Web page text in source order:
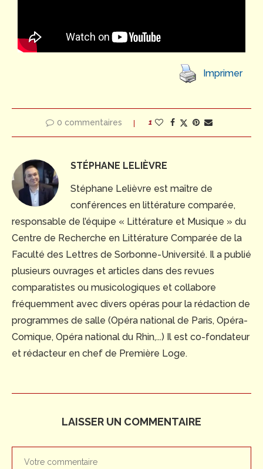
Imprimer
0 commentaires 1
STÉPHANE LELIÈVRE
Stéphane Lelièvre est maître de
conférences en littérature comparée,
responsable de l’équipe « Littérature et Musique » du
Centre de Recherche en Littérature Comparée de la
Faculté des Lettres de Sorbonne-Université. Il a publié
plusieurs ouvrages et articles dans des revues
comparatistes ou musicologiques et collabore
fréquemment avec divers opéras pour la rédaction de
programmes de salle (Opéra national de Paris, Opéra-
Comique, Opéra national du Rhin,...) Il est co-fondateur
et rédacteur en chef de Première Loge.
LAISSER UN COMMENTAIRE